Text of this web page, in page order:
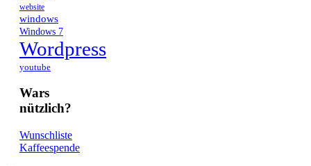
website
windows
Windows 7
Wordpress
youtube
Wars
nützlich?
Wunschliste
Kaffeespende